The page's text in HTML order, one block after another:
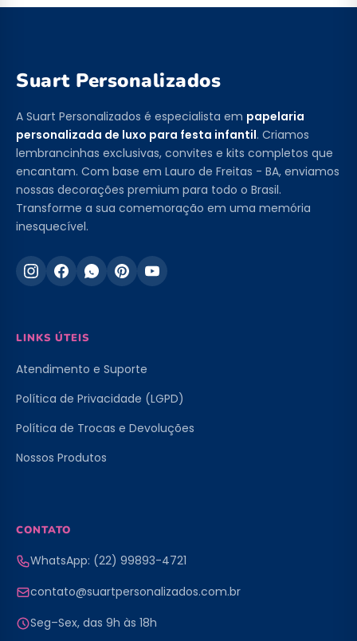
Suart Personalizados
A Suart Personalizados é especialista em papelaria
personalizada de luxo para festa infantil. Criamos
lembrancinhas exclusivas, convites e kits completos que
encantam. Com base em Lauro de Freitas - BA, enviamos
nossas decorações premium para todo o Brasil.
Transforme a sua comemoração em uma memória
inesquecível.
LINKS ÚTEIS
Atendimento e Suporte
Política de Privacidade (LGPD)
Política de Trocas e Devoluções
Nossos Produtos
CONTATO
WhatsApp: (22) 99893-4721
contato@suartpersonalizados.com.br
Seg–Sex, das 9h às 18h